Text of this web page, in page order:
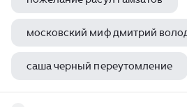
московский миф дмитрий
саша черный переутомление